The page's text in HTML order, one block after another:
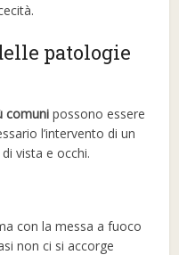
patologie
comuni possono essere
l’intervento di un
vista e occhi.
con la messa a fuoco
non ci si accorge